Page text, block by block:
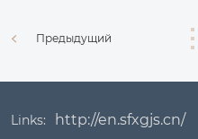
Предыдущий
Links: http://en.sfxgjs.cn/